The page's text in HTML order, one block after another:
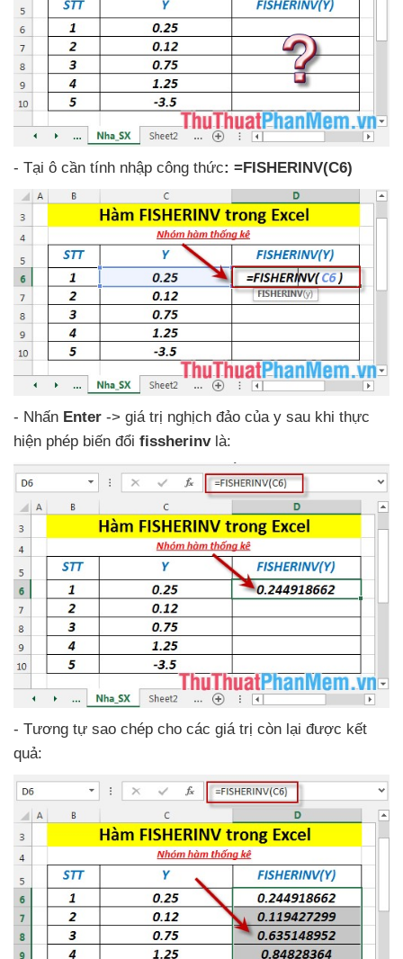
- Tại ô cần tính nhập công thức: =FISHERINV(C6)
- Nhấn Enter -> giá trị nghịch đảo của y sau khi thực
hiện phép biến đổi fissherinv là:
- Tương tự sao chép cho các giá trị còn lại được kết
quả: